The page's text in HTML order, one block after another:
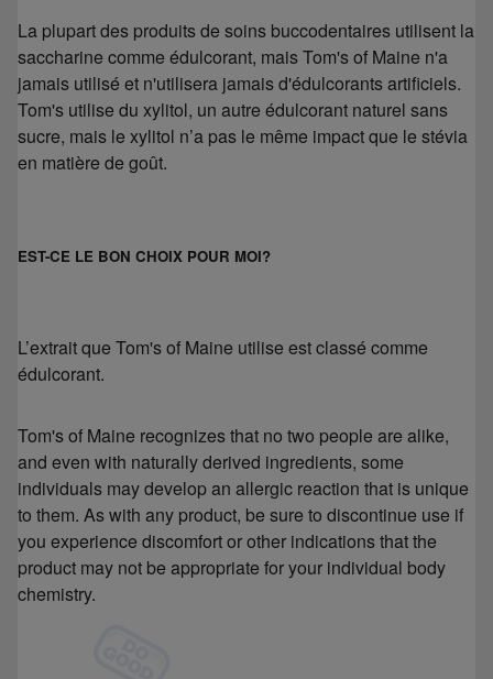
La plupart des produits de soins buccodentaires utilisent la
saccharine comme édulcorant, mais Tom's of Maine n'a
jamais utilisé et n'utilisera jamais d'édulcorants artificiels.
Tom's utilise du xylitol, un autre édulcorant naturel sans
sucre, mais le xylitol n’a pas le même impact que le stévia
en matière de goût.
EST-CE LE BON CHOIX POUR MOI?
L’extrait que Tom's of Maine utilise est classé comme
édulcorant.
Tom's of Maine recognizes that no two people are alike,
and even with naturally derived ingredients, some
individuals may develop an allergic reaction that is unique
to them. As with any product, be sure to discontinue use if
you experience discomfort or other indications that the
product may not be appropriate for your individual body
chemistry.